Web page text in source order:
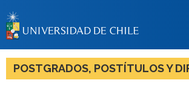
BIBLIOTECAS
LA UNIVERSIDAD
POSTGRADOS, POSTÍTULOS Y